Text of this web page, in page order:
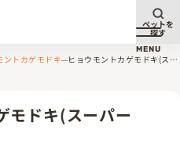
メニ
MENU
ペットを
探す
ントカゲモドキ
ヒョウモントカゲモドキ(スー
モドキ(スーパー